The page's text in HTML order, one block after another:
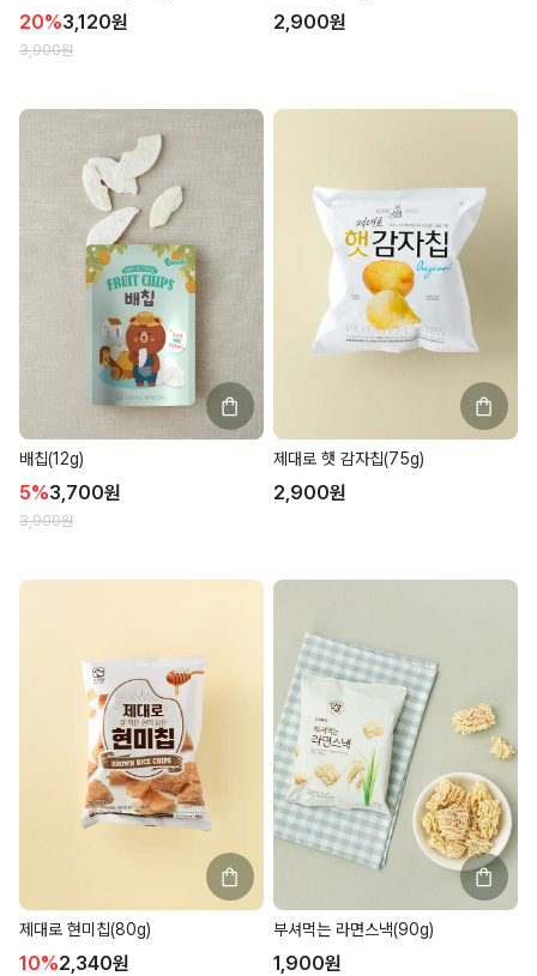
20%3,120원
3,900원
2,900원
배칩(12g)
5%3,700원
3,900원
제대로 햇 감자칩(75g)
2,900원
제대로 현미칩(80g)
10%2,340원
부셔먹는 라면스낵(90g)
1,900원